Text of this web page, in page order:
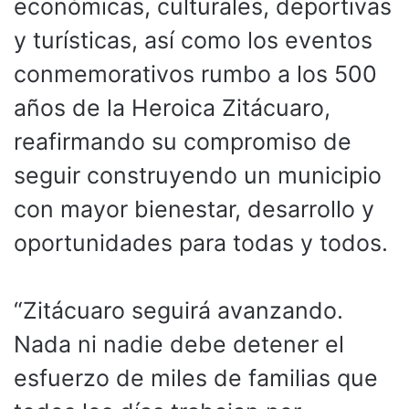
económicas, culturales, deportivas
y turísticas, así como los eventos
conmemorativos rumbo a los 500
años de la Heroica Zitácuaro,
reafirmando su compromiso de
seguir construyendo un municipio
con mayor bienestar, desarrollo y
oportunidades para todas y todos.
“Zitácuaro seguirá avanzando.
Nada ni nadie debe detener el
esfuerzo de miles de familias que